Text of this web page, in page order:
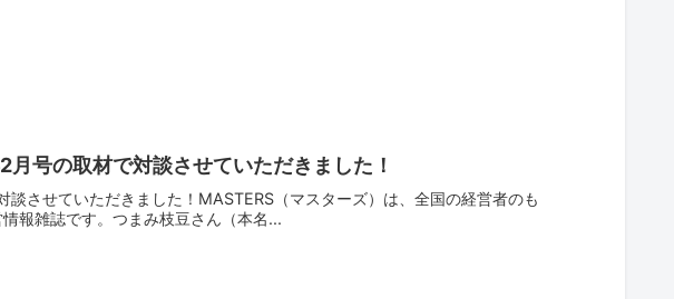
号の取材で対談させていただきました！
させていただきました！MASTERS（マスターズ）は、全国の経営者のも
報雑誌です。つまみ枝豆さん（本名...